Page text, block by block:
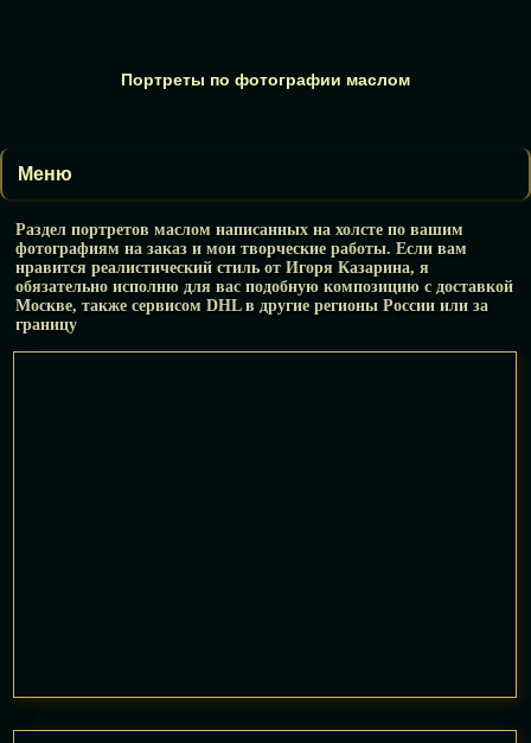
Портреты по фотографии маслом
Меню
Раздел портретов маслом написанных на холсте по вашим
фотографиям на заказ и мои творческие работы. Если вам
нравится реалистический стиль от Игоря Казарина, я
обязательно исполню для вас подобную композицию с доставкой
Москве, также сервисом DHL в другие регионы России или за
границу